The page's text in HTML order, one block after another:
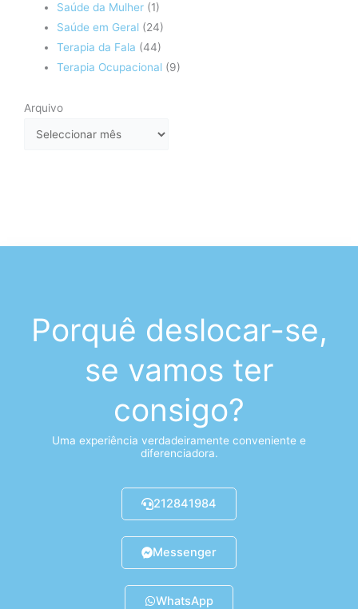
Saúde da Mulher (1)
Saúde em Geral (24)
Terapia da Fala (44)
Terapia Ocupacional (9)
Arquivo
Arquivo
Porquê deslocar-se,
se vamos ter
consigo?
Uma experiência verdadeiramente conveniente e
diferenciadora.
212841984
Messenger
WhatsApp